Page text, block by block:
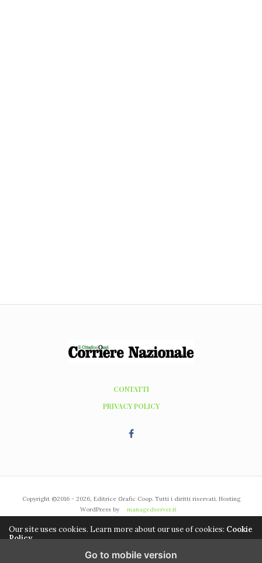
CONTATTI
PRIVACY POLICY
Copyright ©2016 - 2026, Editrice Grafic Coop. Tutti i diritti riservati. Hosting
WordPress by
managedserver.it
Our site uses cookies. Learn more about our use of cookies: Cookie
Policy
ACCEPT
Go to mobile version